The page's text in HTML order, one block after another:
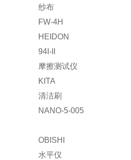
纱布
FW-4H
HEIDON
94I-II
摩擦测试仪
KITA
清洁刷
NANO-5-005
OBISHI
水平仪